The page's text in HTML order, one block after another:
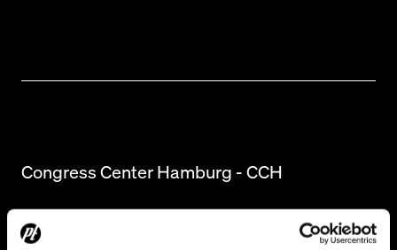
Congress Center Hamburg - CCH